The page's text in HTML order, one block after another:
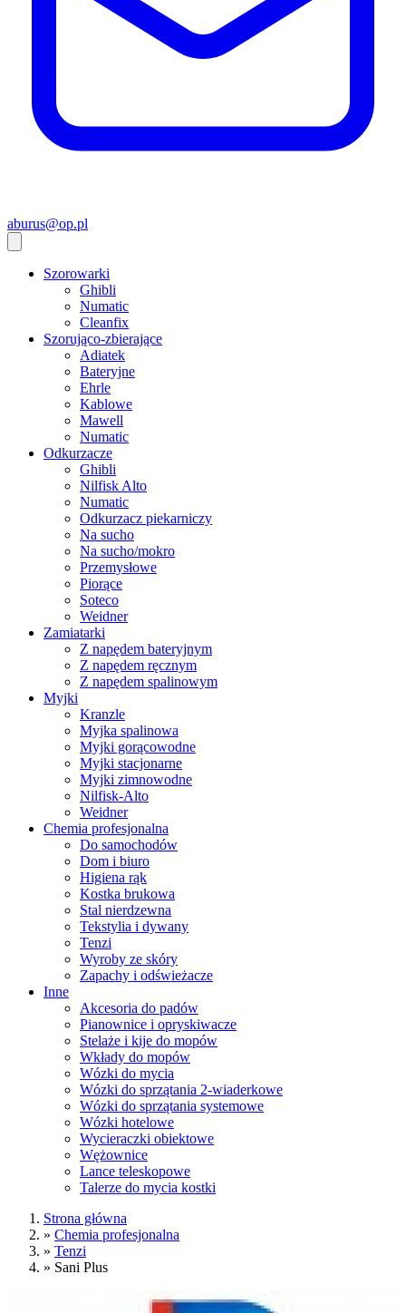
aburus@op.pl
Szorowarki
Ghibli
Numatic
Cleanfix
Szorująco-zbierające
Adiatek
Bateryjne
Ehrle
Kablowe
Mawell
Numatic
Odkurzacze
Ghibli
Nilfisk Alto
Numatic
Odkurzacz piekarniczy
Na sucho
Na sucho/mokro
Przemysłowe
Piorące
Soteco
Weidner
Zamiatarki
Z napędem bateryjnym
Z napędem ręcznym
Z napędem spalinowym
Myjki
Kranzle
Myjka spalinowa
Myjki gorącowodne
Myjki stacjonarne
Myjki zimnowodne
Nilfisk-Alto
Weidner
Chemia profesjonalna
Do samochodów
Dom i biuro
Higiena rąk
Kostka brukowa
Stal nierdzewna
Tekstylia i dywany
Tenzi
Wyroby ze skóry
Zapachy i odświeżacze
Inne
Akcesoria do padów
Pianownice i opryskiwacze
Stelaże i kije do mopów
Wkłady do mopów
Wózki do mycia
Wózki do sprzątania 2-wiaderkowe
Wózki do sprzątania systemowe
Wózki hotelowe
Wycieraczki obiektowe
Wężownice
Lance teleskopowe
Talerze do mycia kostki
Strona główna
» Chemia profesjonalna
» Tenzi
» Sani Plus